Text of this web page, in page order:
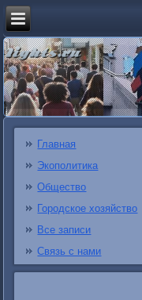
Главная
Экополитика
Общество
Городское хозяйство
Все записи
Связь с нами